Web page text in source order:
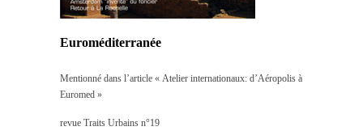
Euroméditerranée
Mentionné dans l’article « Atelier internationaux: d’Aéropolis à
Euromed »
revue Traits Urbains n°19